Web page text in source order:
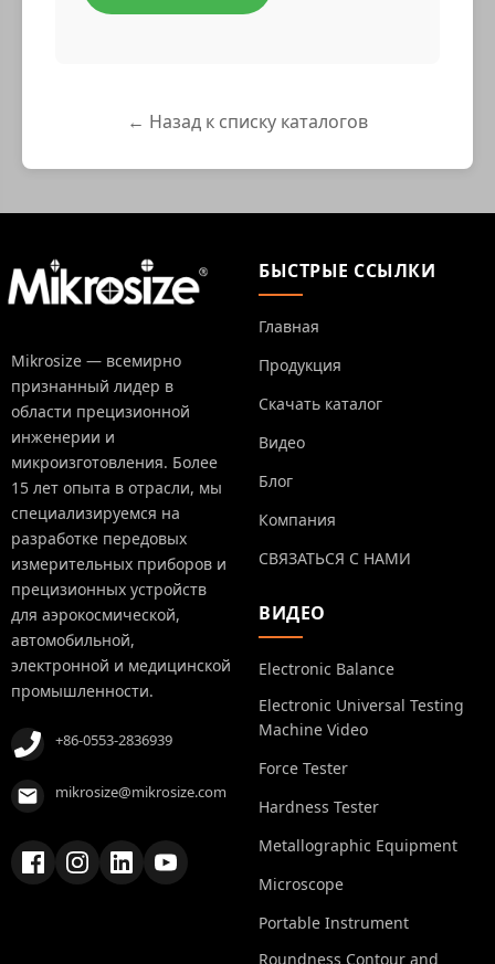
← Назад к списку каталогов
Mikrosize — всемирно
признанный лидер в
области прецизионной
инженерии и
микроизготовления. Более
15 лет опыта в отрасли, мы
специализируемся на
разработке передовых
измерительных приборов и
прецизионных устройств
для аэрокосмической,
автомобильной,
электронной и медицинской
промышленности.
+86-0553-2836939
mikrosize@mikrosize.com
БЫСТРЫЕ ССЫЛКИ
Главная
Продукция
Скачать каталог
Видео
Блог
Компания
СВЯЗАТЬСЯ С НАМИ
ВИДЕО
Electronic Balance
Electronic Universal Testing
Machine Video
Force Tester
Hardness Tester
Metallographic Equipment
Microscope
Portable Instrument
Roundness Contour and